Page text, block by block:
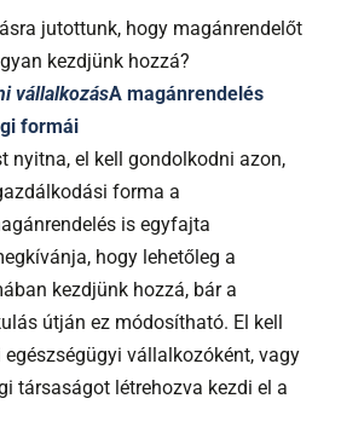
jutottunk, hogy magánrendelőt
kezdjünk hozzá?
vállalkozásA magánrendelés
formái
nyitna, el kell gondolkodni azon,
forma a
is egyfajta
hogy lehetőleg a
kezdjünk hozzá, bár a
útján ez módosítható. El kell
vállalkozóként, vagy
társaságot létrehozva kezdi el a